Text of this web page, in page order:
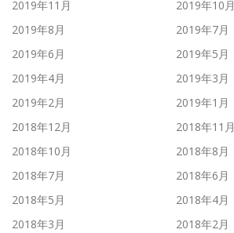
2019年11月
2019年10月
2019年8月
2019年7月
2019年6月
2019年5月
2019年4月
2019年3月
2019年2月
2019年1月
2018年12月
2018年11月
2018年10月
2018年8月
2018年7月
2018年6月
2018年5月
2018年4月
2018年3月
2018年2月